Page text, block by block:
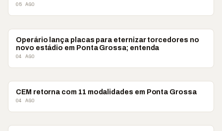
05 AGO
ESPORTES
Operário lança placas para eternizar torcedores no
novo estádio em Ponta Grossa; entenda
04 AGO
ESPORTES
CEM retorna com 11 modalidades em Ponta Grossa
04 AGO